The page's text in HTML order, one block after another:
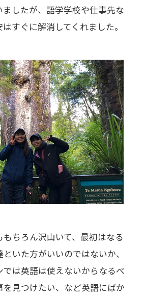
ましたが、語学学校や仕事先な
すぐに解消してくれました。
ちろん沢山いて、最初はなる
いた方がいいのではないか、
では英語は使えないからなるべ
を見つけたい、など英語にばか